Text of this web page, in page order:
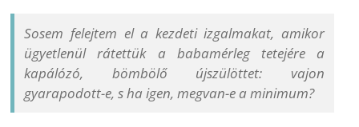
Sosem felejtem el a kezdeti izgalmakat, amikor
ügyetlenül rátettük a babamérleg tetejére a
kapálózó, bömbölő újszülöttet: vajon
gyarapodott-e, s ha igen, megvan-e a minimum?